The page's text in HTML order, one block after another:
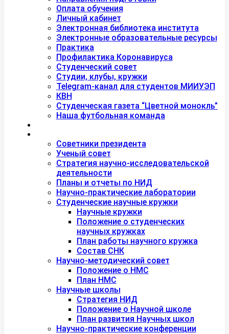
Оплата обучения
Личный кабинет
Электронная библиотека института
Электронные образовательные ресурсы
Практика
Профилактика Коронавируса
Студенческий совет
Студии, клубы, кружки
Telegram-канал для студентов МИИУЭП
КВН
Студенческая газета “Цветной монокль”
Наша футбольная команда
Советники президента
Ученый совет
Стратегия научно-исследовательской
деятельности
Планы и отчеты по НИД
Научно-практические лаборатории
Студенческие научные кружки
Научные кружки
Положение о студенческих
научных кружках
План работы научного кружка
Состав СНК
Научно-методический совет
Положение о НМС
План НМС
Научные школы
Стратегия НИД
Положение о Научной школе
План развития Научных школ
Научно-практические конференции